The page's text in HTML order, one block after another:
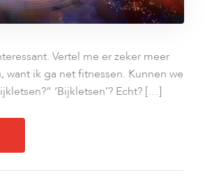
Vertel me er zeker meer
want ik ga net fitnessen. Kunnen we
‘Bijkletsen’? Echt? […]